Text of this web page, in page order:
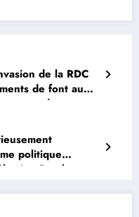
de la RDC
de font au
tenter de
politique
Baraka